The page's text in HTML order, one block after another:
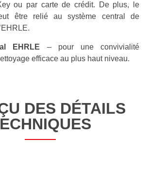
ou par carte de crédit. De plus, le
être relié ausystème central de
.
EHRLE – pour une convivialité
efficace au plus haut niveau.
DES DÉTAILS